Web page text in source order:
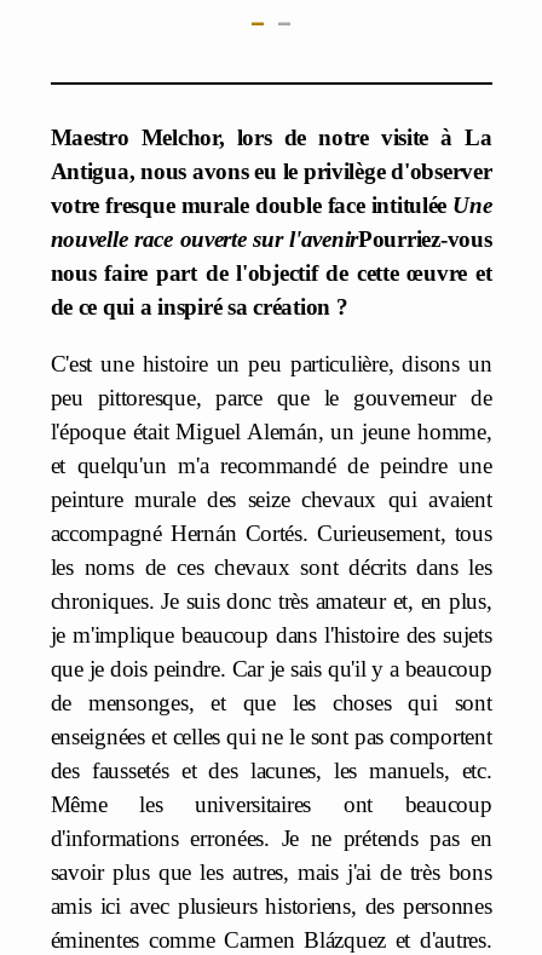
- -
Maestro Melchor, lors de notre visite à La
Antigua, nous avons eu le privilège d'observer
votre fresque murale double face intitulée Une
nouvelle race ouverte sur l'avenirPourriez-vous
nous faire part de l'objectif de cette œuvre et
de ce qui a inspiré sa création ?
C'est une histoire un peu particulière, disons un
peu pittoresque, parce que le gouverneur de
l'époque était Miguel Alemán, un jeune homme,
et quelqu'un m'a recommandé de peindre une
peinture murale des seize chevaux qui avaient
accompagné Hernán Cortés. Curieusement, tous
les noms de ces chevaux sont décrits dans les
chroniques. Je suis donc très amateur et, en plus,
je m'implique beaucoup dans l'histoire des sujets
que je dois peindre. Car je sais qu'il y a beaucoup
de mensonges, et que les choses qui sont
enseignées et celles qui ne le sont pas comportent
des faussetés et des lacunes, les manuels, etc.
Même les universitaires ont beaucoup
d'informations erronées. Je ne prétends pas en
savoir plus que les autres, mais j'ai de très bons
amis ici avec plusieurs historiens, des personnes
éminentes comme Carmen Blázquez et d'autres.